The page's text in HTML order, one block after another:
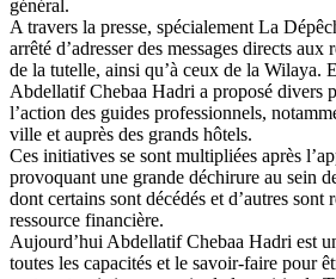
général.
A travers la presse, spécialement La
arrêté d’adresser des messages directs aux
de la tutelle, ainsi qu’à ceux de la Wilaya.
Abdellatif Chebaa Hadri a proposé divers
l’action des guides professionnels,
ville et auprès des grands hôtels.
Ces initiatives se sont multipliées après
provoquant une grande déchirure au sein
dont certains sont décédés et d’autres sont
ressource financière.
Aujourd’hui Abdellatif Chebaa Hadri est
toutes les capacités et le savoir-faire pour